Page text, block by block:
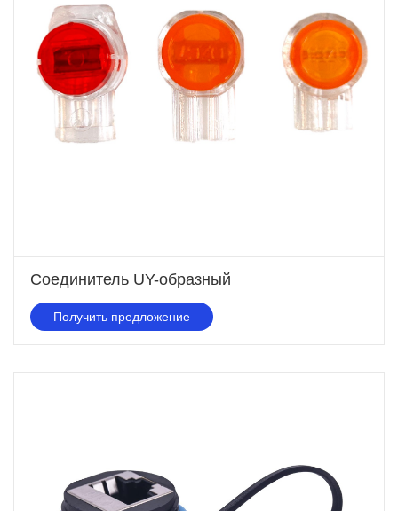
Соединитель UY-образный
Получить предложение